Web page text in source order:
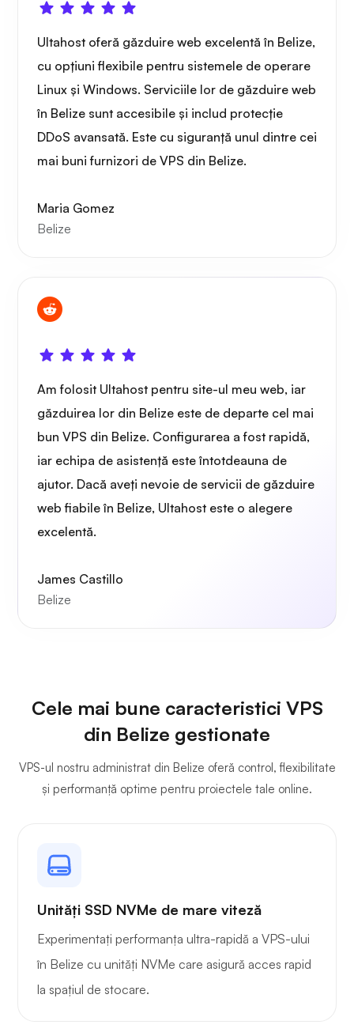
Grafana
Ultahost oferă găzduire web excelentă în Belize,
cu opțiuni flexibile pentru sistemele de operare
Linux și Windows. Serviciile lor de găzduire web
în Belize sunt accesibile și includ protecție
DDoS avansată. Este cu siguranță unul dintre cei
mai buni furnizori de VPS din Belize.
Maria Gomez
Belize
Am folosit Ultahost pentru site-ul meu web, iar
găzduirea lor din Belize este de departe cel mai
bun VPS din Belize. Configurarea a fost rapidă,
iar echipa de asistență este întotdeauna de
ajutor. Dacă aveți nevoie de servicii de găzduire
web fiabile în Belize, Ultahost este o alegere
excelentă.
James Castillo
Belize
Cele mai bune caracteristici VPS
din Belize gestionate
VPS-ul nostru administrat din Belize oferă control, flexibilitate
și performanță optime pentru proiectele tale online.
Unități SSD NVMe de mare viteză
Experimentați performanța ultra-rapidă a VPS-ului
în Belize cu unități NVMe care asigură acces rapid
la spațiul de stocare.